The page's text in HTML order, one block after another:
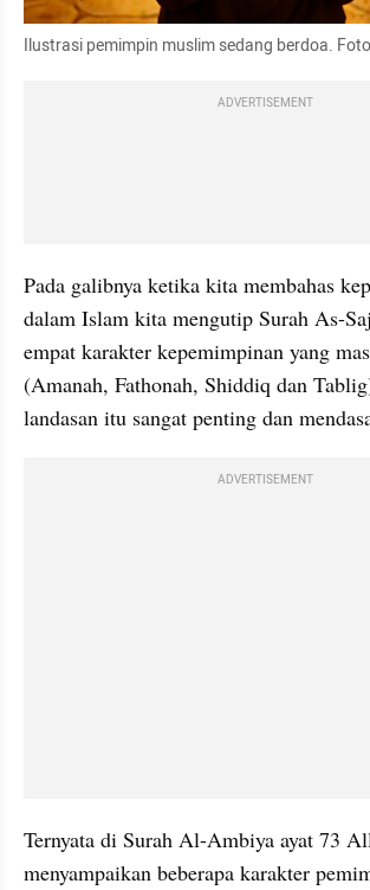
Ilustrasi pemimpin muslim sedang berdoa.
ADVERTISEMENT
Pada galibnya ketika kita membahas
dalam Islam kita mengutip Surah As-
empat karakter kepemimpinan yang
(Amanah, Fathonah, Shiddiq dan
landasan itu sangat penting dan
ADVERTISEMENT
Ternyata di Surah Al-Ambiya ayat 73
menyampaikan beberapa karakter